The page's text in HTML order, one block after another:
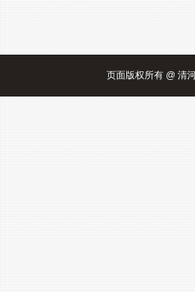
页面版权所有 @ 清